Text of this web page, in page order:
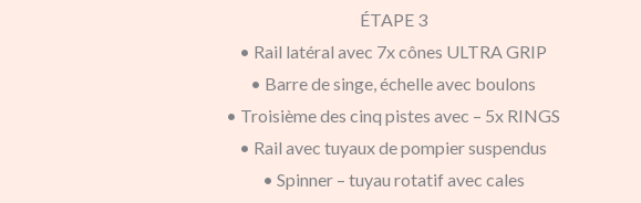
ÉTAPE 3
• Rail latéral avec 7x cônes ULTRA GRIP
• Barre de singe, échelle avec boulons
• Troisième des cinq pistes avec – 5x RINGS
• Rail avec tuyaux de pompier suspendus
• Spinner – tuyau rotatif avec cales